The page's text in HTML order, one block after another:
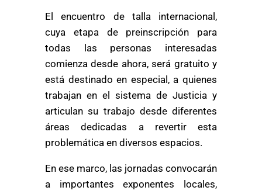
El encuentro de talla internacional,
cuya etapa de preinscripción para
todas las personas interesadas
comienza desde ahora, será gratuito y
está destinado en especial, a quienes
trabajan en el sistema de Justicia y
articulan su trabajo desde diferentes
áreas dedicadas a revertir esta
problemática en diversos espacios.
En ese marco, las jornadas convocarán
a importantes exponentes locales,